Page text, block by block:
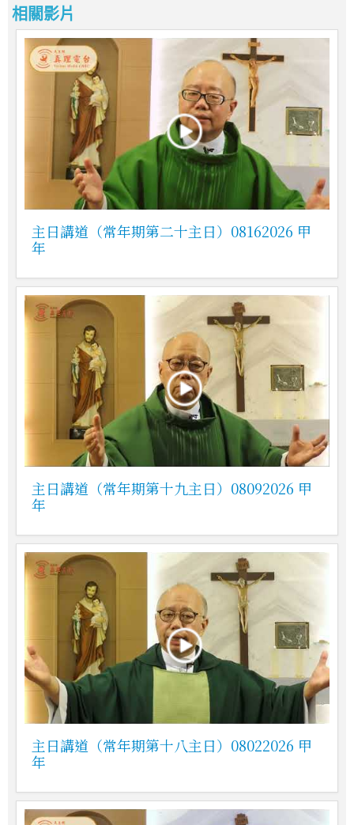
相關影片
主日講道（常年期第二十主日）08162026 甲
年
主日講道（常年期第十九主日）08092026 甲
年
主日講道（常年期第十八主日）08022026 甲
年